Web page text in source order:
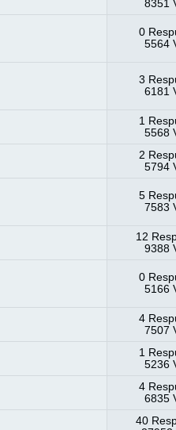
8351
0
5564
3
6181
1
5568
2
5794
5
7583
12
9388
0
5166
4
7507
1
5236
4
6835
40